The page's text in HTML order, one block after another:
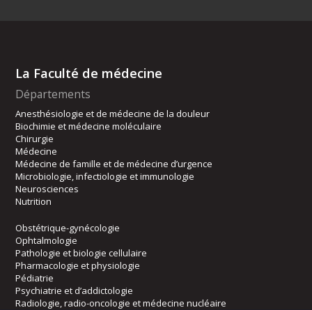
La Faculté de médecine
Départements
Anesthésiologie et de médecine de la douleur
Biochimie et médecine moléculaire
Chirurgie
Médecine
Médecine de famille et de médecine d’urgence
Microbiologie, infectiologie et immunologie
Neurosciences
Nutrition
Obstétrique-gynécologie
Ophtalmologie
Pathologie et biologie cellulaire
Pharmacologie et physiologie
Pédiatrie
Psychiatrie et d’addictologie
Radiologie, radio-oncologie et médecine nucléaire